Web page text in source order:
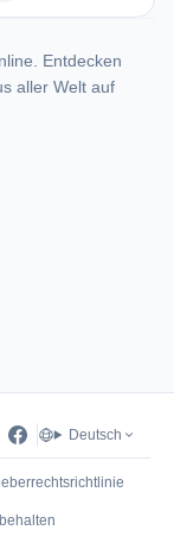
Entdecken
aller Welt auf
Deutsch
Tab)